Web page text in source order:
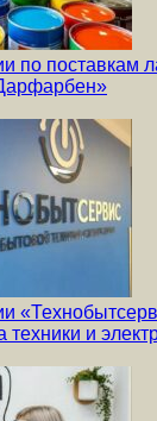
по поставкам
техники и